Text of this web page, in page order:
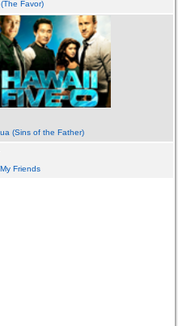
Favor)
(Sins of the Father)
Friends